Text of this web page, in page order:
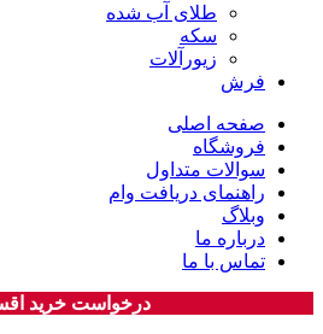
طلای آب شده
سکه
زیورآلات
فرش
صفحه اصلی
فروشگاه
سوالات متداول
راهنمای دریافت وام
وبلاگ
درباره ما
تماس با ما
درخواست خرید